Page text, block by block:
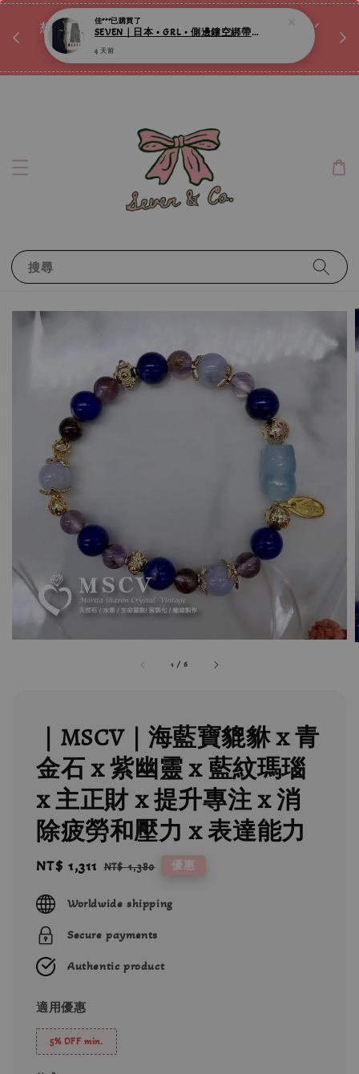
想訂製屬於自己的『水晶手鍊』嗎ꕀ♡ 私訊我們.ᐟ.ᐟ
搜尋
1 /6
｜MSCV｜海藍寶貔貅 x 青
金石 x 紫幽靈 x 藍紋瑪瑙
x 主正財 x 提升專注 x 消
除疲勞和壓力 x 表達能力
Sale
NT$ 1,311 Regular
NT$ 1,380 優惠
Worldwide shipping
Secure payments
Authentic product
適用優惠
5% OFF min.
佳***已購買了
SEVEN｜日本 • GRL • 側邊鏤空綁帶棉褲 ღ
4 天前